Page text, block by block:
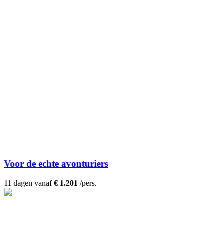
Voor de echte avonturiers
11 dagen vanaf€ 1.201 /pers.